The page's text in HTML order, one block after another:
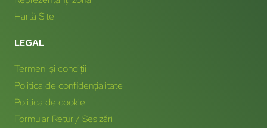
Hartă Site
LEGAL
Termeni și condiții
Politica de confidențialitate
Politica de cookie
Formular Retur / Sesizări